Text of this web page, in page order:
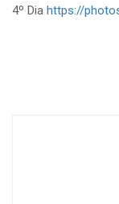
4º Dia https://